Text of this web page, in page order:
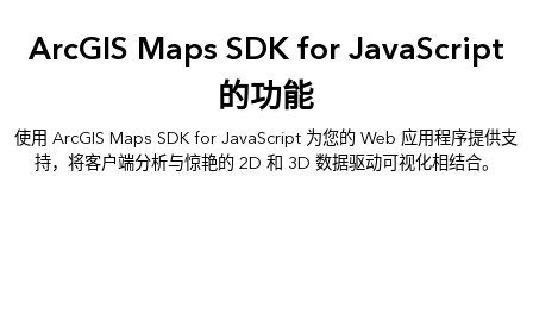
ArcGIS Maps SDK for JavaScript
的功能
使用 ArcGIS Maps SDK for JavaScript 为您的 Web 应用程序提供支
持，将客户端分析与惊艳的 2D 和 3D 数据驱动可视化相结合。